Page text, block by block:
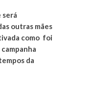
será
outras mães
como foi
da